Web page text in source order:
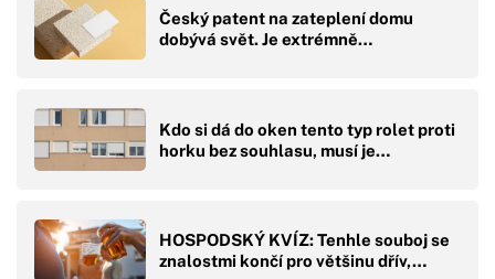
Český patent na zateplení domu
dobývá svět. Je extrémně…
Kdo si dá do oken tento typ rolet proti
horku bez souhlasu, musí je…
HOSPODSKÝ KVÍZ: Tenhle souboj se
znalostmi končí pro většinu dřív,…